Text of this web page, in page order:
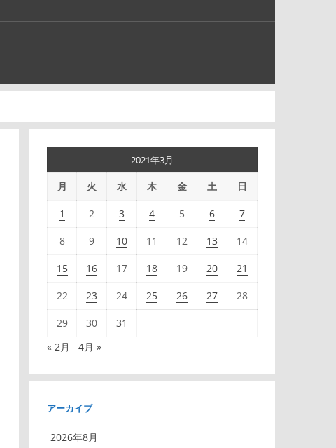
2021年3月
月 火 水 木 金 土 日
1 2 3 4 5 6 7
8 9 10 11 12 13 14
15 16 17 18 19 20 21
22 23 24 25 26 27 28
29 30
31
« 2月
4月 »
アーカイブ
2026年8月